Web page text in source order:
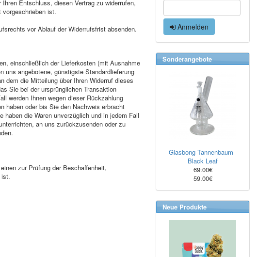
Entschluss, diesen Vertrag zu widerrufen,
vorgeschrieben ist.
vor Ablauf der Widerrufsfrist absenden.
einschließlich der Lieferkosten (mit Ausnahme
uns angebotene, günstigste Standardlieferung
dem die Mitteilung über Ihren Widerruf dieses
Sie bei der ursprünglichen Transaktion
werden Ihnen wegen dieser Rückzahlung
haben oder bis Sie den Nachweis erbracht
die Waren unverzüglich und in jedem Fall
an uns zurückzusenden oder zu
zur Prüfung der Beschaffenheit,
ist.
Anmelden
Sonderangebote
Glasbong Tannenbaum -
Black Leaf
69.00€
59.00€
Neue Produkte